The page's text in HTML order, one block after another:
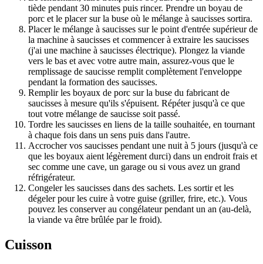
tiède pendant 30 minutes puis rincer. Prendre un boyau de
porc et le placer sur la buse où le mélange à saucisses sortira.
Placer le mélange à saucisses sur le point d'entrée supérieur de
la machine à saucisses et commencer à extraire les saucisses
(j'ai une machine à saucisses électrique). Plongez la viande
vers le bas et avec votre autre main, assurez-vous que le
remplissage de saucisse remplit complètement l'enveloppe
pendant la formation des saucisses.
Remplir les boyaux de porc sur la buse du fabricant de
saucisses à mesure qu'ils s'épuisent. Répéter jusqu'à ce que
tout votre mélange de saucisse soit passé.
Tordre les saucisses en liens de la taille souhaitée, en tournant
à chaque fois dans un sens puis dans l'autre.
Accrocher vos saucisses pendant une nuit à 5 jours (jusqu'à ce
que les boyaux aient légèrement durci) dans un endroit frais et
sec comme une cave, un garage ou si vous avez un grand
réfrigérateur.
Congeler les saucisses dans des sachets. Les sortir et les
dégeler pour les cuire à votre guise (griller, frire, etc.). Vous
pouvez les conserver au congélateur pendant un an (au-delà,
la viande va être brûlée par le froid).
Cuisson